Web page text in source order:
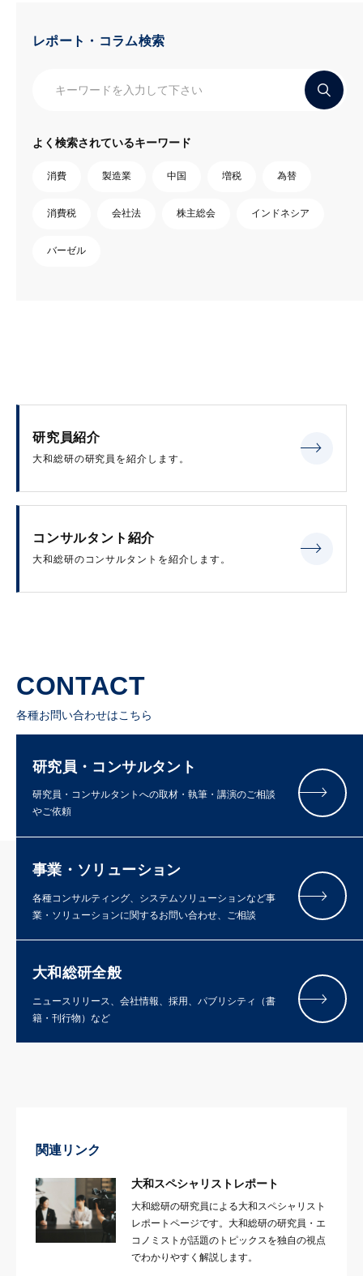
レポート・コラム検索
よく検索されているキーワード
消費 製造業 中国 増税 為替
消費税 会社法 株主総会 インドネシア
バーゼル
研究員紹介
大和総研の研究員を紹介します。
コンサルタント紹介
大和総研のコンサルタントを紹介します。
CONTACT
各種お問い合わせはこちら
研究員・コンサルタント
研究員・コンサルタントへの取材・執筆・講演のご相談
やご依頼
事業・ソリューション
各種コンサルティング、システムソリューションなど事
業・ソリューションに関するお問い合わせ、ご相談
大和総研全般
ニュースリリース、会社情報、採用、パブリシティ（書
籍・刊行物）など
関連リンク
大和スペシャリストレポート
大和総研の研究員による大和スペシャリスト
レポートページです。大和総研の研究員・エ
コノミストが話題のトピックスを独自の視点
でわかりやすく解説します。